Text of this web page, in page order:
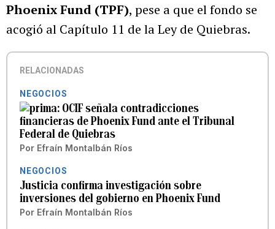
Phoenix Fund (TPF), pese a que el fondo se
acogió al Capítulo 11 de la Ley de Quiebras.
RELACIONADAS
NEGOCIOS
OCIF señala contradicciones
financieras de Phoenix Fund ante el Tribunal
Federal de Quiebras
Por Efraín Montalbán Ríos
NEGOCIOS
Justicia confirma investigación sobre
inversiones del gobierno en Phoenix Fund
Por Efraín Montalbán Ríos